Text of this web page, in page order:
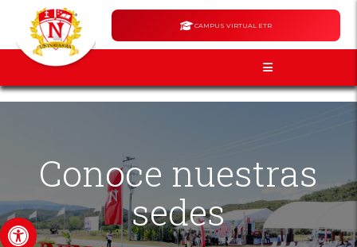
Abrir barra de herramientas
CAMPUS VIRTUAL ETR
Conoce nuestras
sedes